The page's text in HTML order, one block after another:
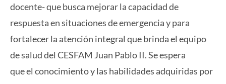
docente- que busca mejorar la capacidad de
respuesta en situaciones de emergencia y para
fortalecer la atención integral que brinda el equipo
de salud del CESFAM Juan Pablo II. Se espera
que el conocimiento y las habilidades adquiridas por